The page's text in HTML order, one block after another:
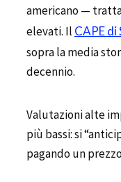
americano —
elevati. Il CAPE di
sopra la media
decennio.
Valutazioni alte
più bassi: si
pagando un